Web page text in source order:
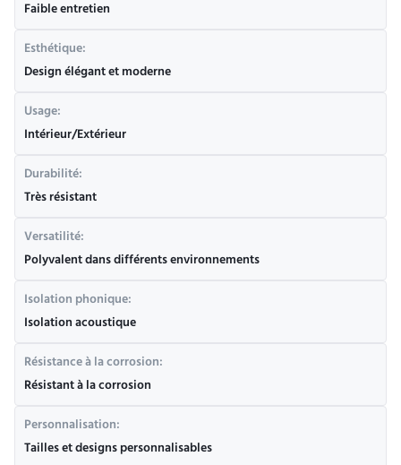
Faible entretien
Esthétique:
Design élégant et moderne
Usage:
Intérieur/Extérieur
Durabilité:
Très résistant
Versatilité:
Polyvalent dans différents environnements
Isolation phonique:
Isolation acoustique
Résistance à la corrosion:
Résistant à la corrosion
Personnalisation:
Tailles et designs personnalisables